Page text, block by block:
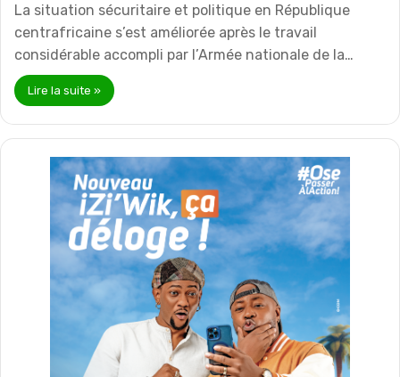
La situation sécuritaire et politique en République
centrafricaine s’est améliorée après le travail
considérable accompli par l’Armée nationale de la…
Lire la suite »